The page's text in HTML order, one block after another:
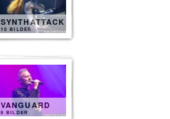
SYNTHATTACK
10 BILDER
VANGUARD
8 BILDER